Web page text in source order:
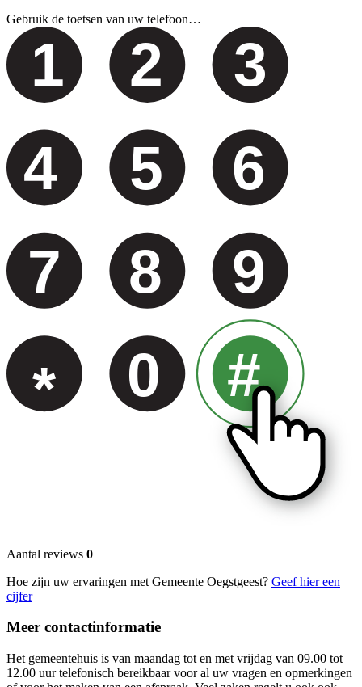
Gebruik de toetsen van uw telefoon…
1 2 3
4 5
6
7
8 9
* 0 #
Aantal reviews 0
Hoe zijn uw ervaringen met Gemeente Oegstgeest? Geef hier een
cijfer
Meer contactinformatie
Het gemeentehuis is van maandag tot en met vrijdag van 09.00 tot
12.00 uur telefonisch bereikbaar voor al uw vragen en opmerkingen